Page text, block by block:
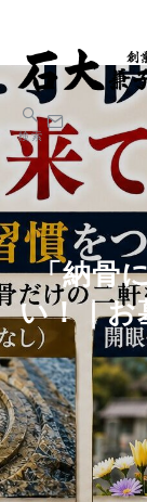
検索
「納骨
い！｜お